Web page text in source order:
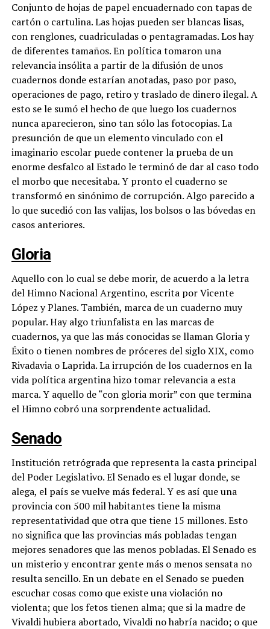
Conjunto de hojas de papel encuadernado con tapas de
cartón o cartulina. Las hojas pueden ser blancas lisas,
con renglones, cuadriculadas o pentagramadas. Los hay
de diferentes tamaños. En política tomaron una
relevancia insólita a partir de la difusión de unos
cuadernos donde estarían anotadas, paso por paso,
operaciones de pago, retiro y traslado de dinero ilegal. A
esto se le sumó el hecho de que luego los cuadernos
nunca aparecieron, sino tan sólo las fotocopias. La
presunción de que un elemento vinculado con el
imaginario escolar puede contener la prueba de un
enorme desfalco al Estado le terminó de dar al caso todo
el morbo que necesitaba. Y pronto el cuaderno se
transformó en sinónimo de corrupción. Algo parecido a
lo que sucedió con las valijas, los bolsos o las bóvedas en
casos anteriores.
Gloria
Aquello con lo cual se debe morir, de acuerdo a la letra
del Himno Nacional Argentino, escrita por Vicente
López y Planes. También, marca de un cuaderno muy
popular. Hay algo triunfalista en las marcas de
cuadernos, ya que las más conocidas se llaman Gloria y
Éxito o tienen nombres de próceres del siglo XIX, como
Rivadavia o Laprida. La irrupción de los cuadernos en la
vida política argentina hizo tomar relevancia a esta
marca. Y aquello de “con gloria morir” con que termina
el Himno cobró una sorprendente actualidad.
Senado
Institución retrógrada que representa la casta principal
del Poder Legislativo. El Senado es el lugar donde, se
alega, el país se vuelve más federal. Y es así que una
provincia con 500 mil habitantes tiene la misma
representatividad que otra que tiene 15 millones. Esto
no significa que las provincias más pobladas tengan
mejores senadores que las menos pobladas. El Senado es
un misterio y encontrar gente más o menos sensata no
resulta sencillo. En un debate en el Senado se pueden
escuchar cosas como que existe una violación no
violenta; que los fetos tienen alma; que si la madre de
Vivaldi hubiera abortado, Vivaldi no habría nacido; o que